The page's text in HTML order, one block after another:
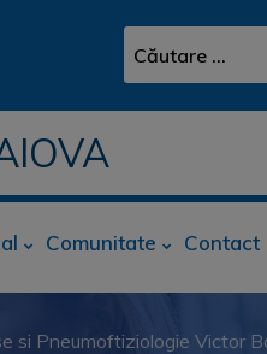
Comunitate Contact
si Pneumoftiziologie Victor